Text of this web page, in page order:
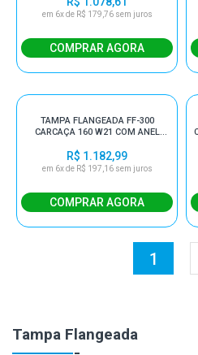
em 6x de R$ 179,76 sem juros
TAMPA FLANGEADA FF-300
CARCAÇA 160 W21 COM ANEL
R$ 1.182,99
em 6x de R$ 197,16 sem juros
1
Tampa Flangeada